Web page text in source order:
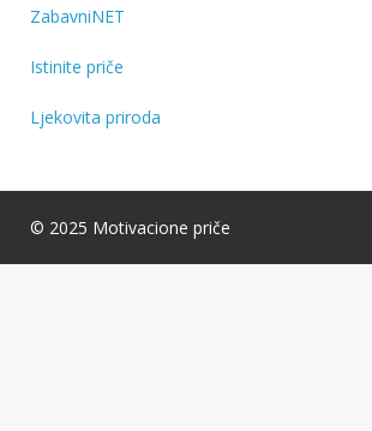
ZabavniNET
Istinite priče
Ljekovita priroda
© 2025 Motivacione priče